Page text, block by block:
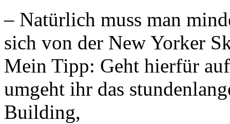
– Natürlich muss man
sich von der New Yorker
Mein Tipp: Geht hierfür
umgeht ihr das
Building,